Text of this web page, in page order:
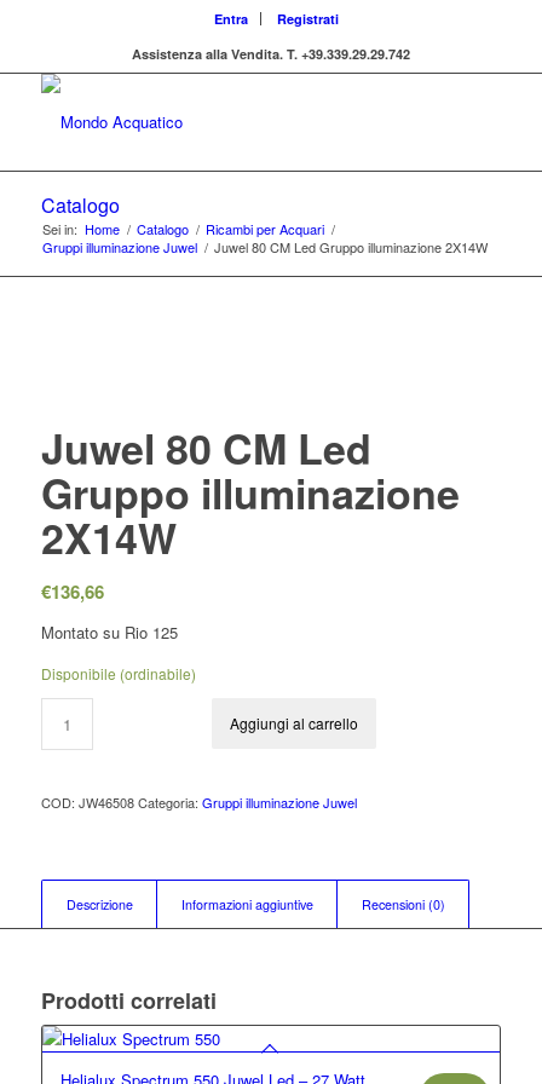
Entra
Registrati
Assistenza alla Vendita. T. +39.339.29.29.742
Catalogo
Sei in: Home / Catalogo / Ricambi per Acquari /
Gruppi illuminazione Juwel / Juwel 80 CM Led Gruppo illuminazione 2X14W
Juwel 80 CM Led
Gruppo illuminazione
2X14W
€136,66
Montato su Rio 125
Disponibile (ordinabile)
Aggiungi al carrello
COD: JW46508 Categoria: Gruppi illuminazione Juwel
Descrizione Informazioni aggiuntive Recensioni (0)
Prodotti correlati